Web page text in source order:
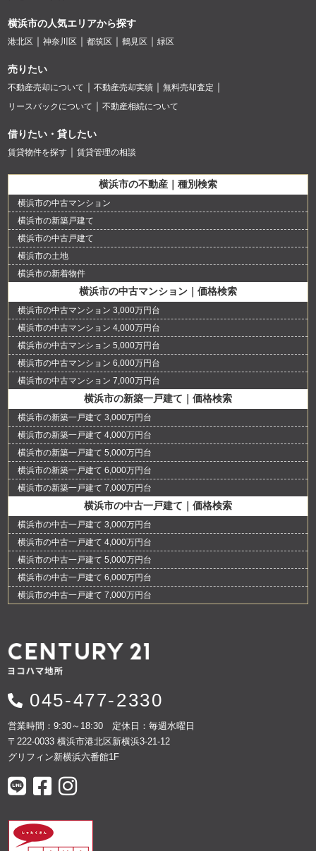
横浜市の人気エリアから探す
港北区 神奈川区 都筑区 鶴見区 緑区
売りたい
不動産売却について 不動産売却実績
無料売却査定
リースバックについて
不動産相続について
借りたい・貸したい
賃貸物件を探す 賃貸管理の相談
横浜市の不動産｜種別検索
横浜市の中古マンション
横浜市の新築戸建て
横浜市の中古戸建て
横浜市の土地
横浜市の新着物件
横浜市の中古マンション｜価格検索
横浜市の中古マンション 3,000万円台
横浜市の中古マンション 4,000万円台
横浜市の中古マンション 5,000万円台
横浜市の中古マンション 6,000万円台
横浜市の中古マンション 7,000万円台
横浜市の新築一戸建て｜価格検索
横浜市の新築一戸建て 3,000万円台
横浜市の新築一戸建て 4,000万円台
横浜市の新築一戸建て 5,000万円台
横浜市の新築一戸建て 6,000万円台
横浜市の新築一戸建て 7,000万円台
横浜市の中古一戸建て｜価格検索
横浜市の中古一戸建て 3,000万円台
横浜市の中古一戸建て 4,000万円台
横浜市の中古一戸建て 5,000万円台
横浜市の中古一戸建て 6,000万円台
横浜市の中古一戸建て 7,000万円台
045-477-2330
営業時間：9:30～18:30 定休日：毎週水曜日
〒222-0033 横浜市港北区新横浜3-21-12
グリフィン新横浜六番館1F